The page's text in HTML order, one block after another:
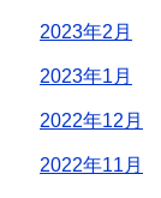
2023年2月
2023年1月
2022年12月
2022年11月